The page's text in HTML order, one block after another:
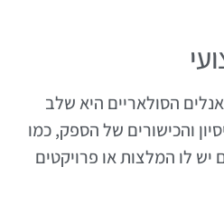
הסולאריים היא שלב
והכישורים של הספק, כמו
יש לו המלצות או פרויקטים